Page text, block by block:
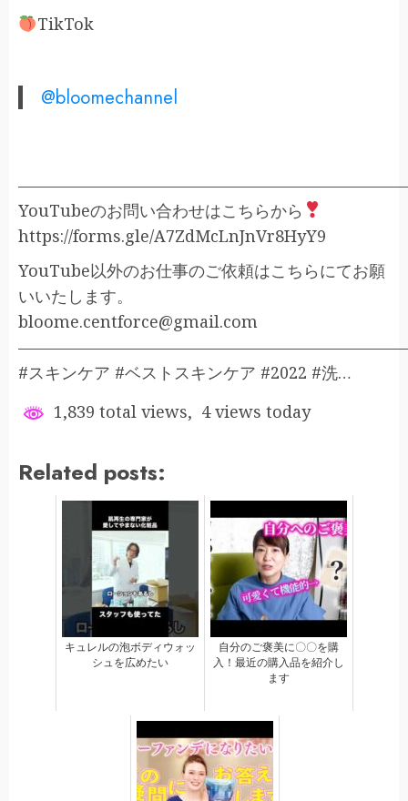
TikTok
@bloomechannel
YouTubeのお問い合わせはこちらから
https://forms.gle/A7ZdMcLnJnVr8HyY9
YouTube以外のお仕事のご依頼はこちらにてお願
いいたします。
bloome.centforce@gmail.com
#スキンケア #ベストスキンケア #2022 #洗…
1,839 total views, 4 views today
Related posts:
キュレルの泡ボディウォッ
シュを広めたい
自分のご褒美に〇〇を購
入！最近の購入品を紹介し
ます